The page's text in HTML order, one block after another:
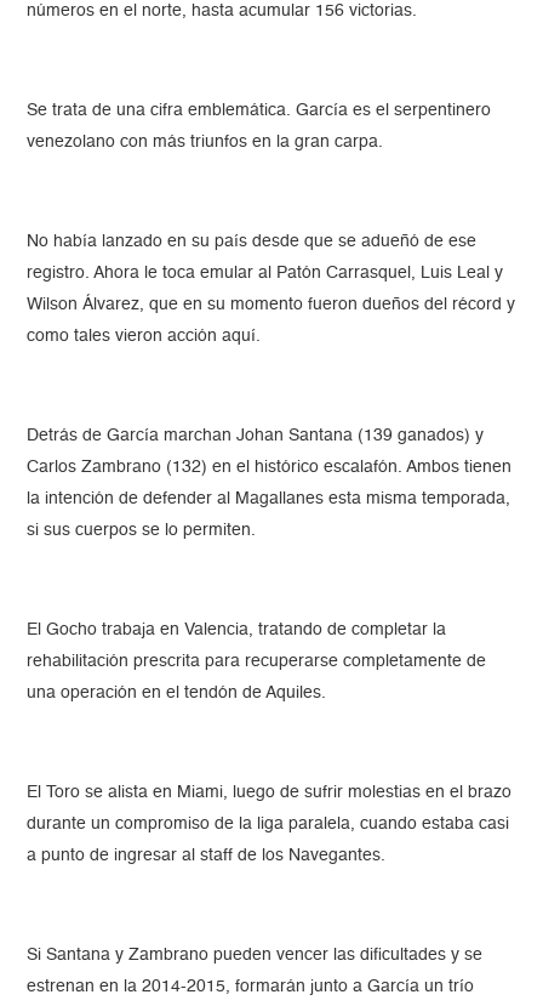
números en el norte, hasta acumular 156 victorias.
Se trata de una cifra emblemática. García es el serpentinero
venezolano con más triunfos en la gran carpa.
No había lanzado en su país desde que se adueñó de ese
registro. Ahora le toca emular al Patón Carrasquel, Luis Leal y
Wilson Álvarez, que en su momento fueron dueños del récord y
como tales vieron acción aquí.
Detrás de García marchan Johan Santana (139 ganados) y
Carlos Zambrano (132) en el histórico escalafón. Ambos tienen
la intención de defender al Magallanes esta misma temporada,
si sus cuerpos se lo permiten.
El Gocho trabaja en Valencia, tratando de completar la
rehabilitación prescrita para recuperarse completamente de
una operación en el tendón de Aquiles.
El Toro se alista en Miami, luego de sufrir molestias en el brazo
durante un compromiso de la liga paralela, cuando estaba casi
a punto de ingresar al staff de los Navegantes.
Si Santana y Zambrano pueden vencer las dificultades y se
estrenan en la 2014-2015, formarán junto a García un trío